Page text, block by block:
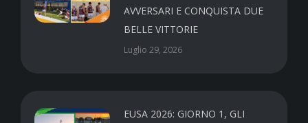
AVVERSARI E CONQUISTA DUE
BELLE VITTORIE
Luglio 29, 2026
EUSA 2026: GIORNO 1, GLI